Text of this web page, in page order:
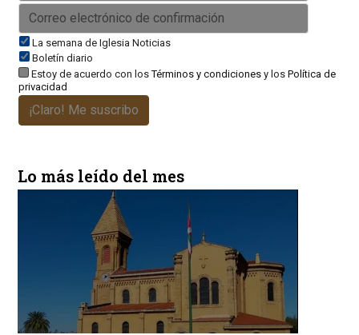
La semana de Iglesia Noticias
Boletín diario
Estoy de acuerdo con losTérminos y condicionesy los Política de
privacidad
¡Claro! Me suscribo
Lo más leído del mes